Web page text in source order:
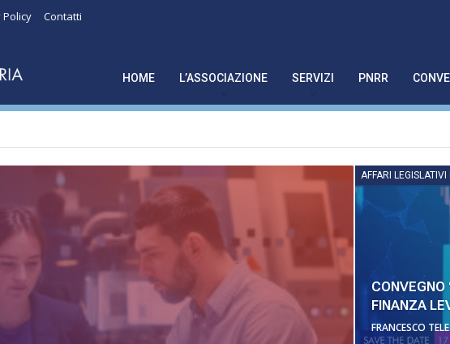
Policy Contatti
HOME L’ASSOCIAZIONE SERVIZI PNRR
CONVEGNO
FINANZA